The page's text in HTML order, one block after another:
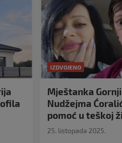
IZDVOJENO
Mještanka
Nudžejma
pomoć u teškoj
25. listopada 2025.